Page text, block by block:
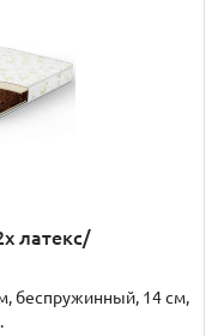
латекс/
беспружинный, 14 см,